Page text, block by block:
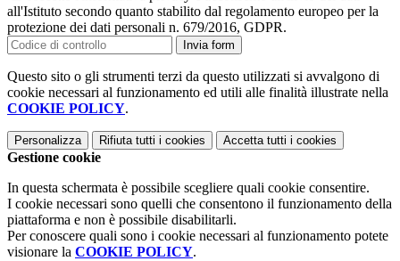
all'Istituto secondo quanto stabilito dal regolamento europeo per la
protezione dei dati personali n. 679/2016, GDPR.
Invia form
Questo sito o gli strumenti terzi da questo utilizzati si avvalgono di
cookie necessari al funzionamento ed utili alle finalità illustrate nella
COOKIE POLICY.
Personalizza Rifiuta tutti i cookies Accetta tutti i cookies
Gestione cookie
In questa schermata è possibile scegliere quali cookie consentire.
I cookie necessari sono quelli che consentono il funzionamento della
piattaforma e non è possibile disabilitarli.
Per conoscere quali sono i cookie necessari al funzionamento potete
visionare la COOKIE POLICY.